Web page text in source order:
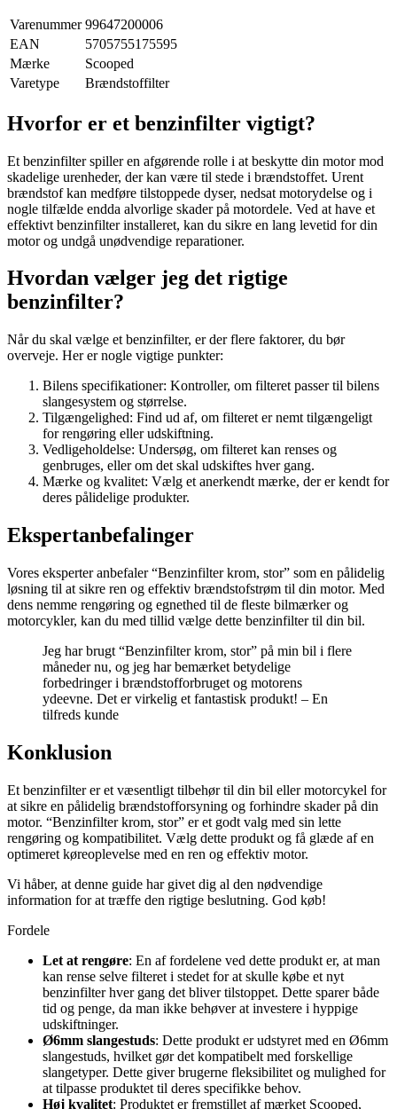
Varenummer 99647200006
EAN
5705755175595
Mærke
Scooped
Varetype
Brændstoffilter
Hvorfor er et benzinfilter vigtigt?
Et benzinfilter spiller en afgørende rolle i at beskytte din motor mod
skadelige urenheder, der kan være til stede i brændstoffet. Urent
brændstof kan medføre tilstoppede dyser, nedsat motorydelse og i
nogle tilfælde endda alvorlige skader på motordele. Ved at have et
effektivt benzinfilter installeret, kan du sikre en lang levetid for din
motor og undgå unødvendige reparationer.
Hvordan vælger jeg det rigtige
benzinfilter?
Når du skal vælge et benzinfilter, er der flere faktorer, du bør
overveje. Her er nogle vigtige punkter:
Bilens specifikationer: Kontroller, om filteret passer til bilens
slangesystem og størrelse.
Tilgængelighed: Find ud af, om filteret er nemt tilgængeligt
for rengøring eller udskiftning.
Vedligeholdelse: Undersøg, om filteret kan renses og
genbruges, eller om det skal udskiftes hver gang.
Mærke og kvalitet: Vælg et anerkendt mærke, der er kendt for
deres pålidelige produkter.
Ekspertanbefalinger
Vores eksperter anbefaler “Benzinfilter krom, stor” som en pålidelig
løsning til at sikre ren og effektiv brændstofstrøm til din motor. Med
dens nemme rengøring og egnethed til de fleste bilmærker og
motorcykler, kan du med tillid vælge dette benzinfilter til din bil.
Jeg har brugt “Benzinfilter krom, stor” på min bil i flere
måneder nu, og jeg har bemærket betydelige
forbedringer i brændstofforbruget og motorens
ydeevne. Det er virkelig et fantastisk produkt! – En
tilfreds kunde
Konklusion
Et benzinfilter er et væsentligt tilbehør til din bil eller motorcykel for
at sikre en pålidelig brændstofforsyning og forhindre skader på din
motor. “Benzinfilter krom, stor” er et godt valg med sin lette
rengøring og kompatibilitet. Vælg dette produkt og få glæde af en
optimeret køreoplevelse med en ren og effektiv motor.
Vi håber, at denne guide har givet dig al den nødvendige
information for at træffe den rigtige beslutning. God køb!
Fordele
Let at rengøre: En af fordelene ved dette produkt er, at man
kan rense selve filteret i stedet for at skulle købe et nyt
benzinfilter hver gang det bliver tilstoppet. Dette sparer både
tid og penge, da man ikke behøver at investere i hyppige
udskiftninger.
Ø6mm slangestuds: Dette produkt er udstyret med en Ø6mm
slangestuds, hvilket gør det kompatibelt med forskellige
slangetyper. Dette giver brugerne fleksibilitet og mulighed for
at tilpasse produktet til deres specifikke behov.
Høj kvalitet: Produktet er fremstillet af mærket Scooped,